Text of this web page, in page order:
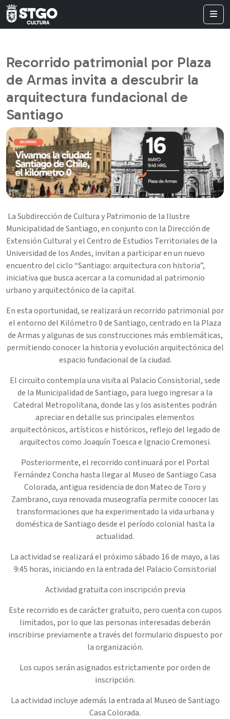
Recorrido patrimonial por Plaza
de Armas invita a descubrir la
arquitectura fundacional de
Santiago
La Subdirección de Cultura y Patrimonio de la Ilustre
Municipalidad de Santiago, en conjunto con la Dirección de
Extensión Cultural y el Centro de Estudios Territoriales de la
Universidad de los Andes, invitan a participar en un nuevo
encuentro del ciclo “Santiago: arquitectura con historia”,
iniciativa que busca acercar a la comunidad al patrimonio
urbano y arquitectónico de la capital.
En esta oportunidad, se realizará un recorrido patrimonial por
el entorno del Kilómetro 0 de Santiago, centrado en la Plaza
de Armas y algunas de sus construcciones más emblemáticas,
permitiendo conocer la historia y evolución arquitectónica del
espacio fundacional de la ciudad.
El circuito contempla una visita al Palacio Consistorial, sede
de la Municipalidad de Santiago, para luego ingresar a la
Catedral Metropolitana, donde las y los asistentes podrán
apreciar en detalle sus principales elementos
arquitectónicos, artísticos e históricos, reflejo del legado de
arquitectos como Joaquín Toesca e Ignacio Cremonesi.
Posteriormente, el recorrido continuará por el Portal
Fernández Concha hasta llegar al Museo de Santiago Casa
Colorada, antigua residencia de don Mateo de Toro y
Zambrano, cuya renovada museografía permite conocer las
transformaciones que ha experimentado la vida urbana y
doméstica de Santiago desde el período colonial hasta la
actualidad.
La actividad se realizará el próximo sábado 16 de mayo, a las
9:45 horas, iniciando en la entrada del Palacio Consistorial
Actividad gratuita con inscripción previa
Este recorrido es de carácter gratuito, pero cuenta con cupos
limitados, por lo que las personas interesadas deberán
inscribirse previamente a través del formulario dispuesto por
la organización.
Los cupos serán asignados estrictamente por orden de
inscripción.
La actividad incluye además la entrada al Museo de Santiago
Casa Colorada.